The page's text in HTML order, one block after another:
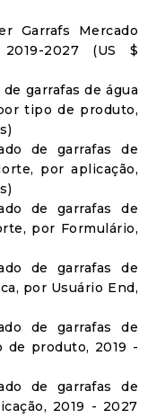
Garrafs Mercado
2027 (US $
garrafas de água
tipo de produto,
de garrafas de
por aplicação,
de garrafas de
por Formulário,
de garrafas de
por Usuário End,
de garrafas de
de produto, 2019 -
de garrafas de
2019 - 2027